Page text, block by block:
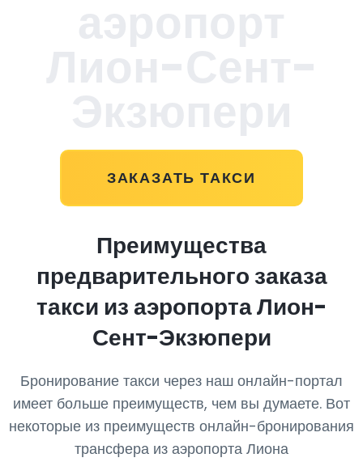
ЗАКАЗАТЬ ТАКСИ
Преимущества
предварительного заказа
такси из аэропорта Лион-
Сент-Экзюпери
Бронирование такси через наш онлайн-портал
имеет больше преимуществ, чем вы думаете. Вот
некоторые из преимуществ онлайн-бронирования
трансфера из аэропорта Лиона